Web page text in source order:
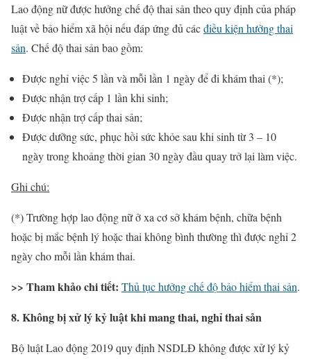
Lao động nữ được hưởng chế độ thai sản theo quy định của pháp
luật về bảo hiểm xã hội nếu đáp ứng đủ cácđiều kiện hưởng thai
sản. Chế độ thai sản bao gồm:
Được nghỉ việc 5 lần và mỗi lần 1 ngày để đi khám thai (*);
Được nhận trợ cấp 1 lần khi sinh;
Được nhận trợ cấp thai sản;
Được dưỡng sức, phục hồi sức khỏe sau khi sinh từ 3 – 10
ngày trong khoảng thời gian 30 ngày đầu quay trở lại làm việc.
Ghi chú:
(*) Trường hợp lao động nữ ở xa cơ sở khám bệnh, chữa bệnh
hoặc bị mắc bệnh lý hoặc thai không bình thường thì được nghỉ 2
ngày cho mỗi lần khám thai.
>> Tham khảo chi tiết: Thủ tục hưởng chế độ bảo hiểm thai sản.
8. Không bị xử lý kỷ luật khi mang thai, nghỉ thai sản
Bộ luật Lao động 2019 quy định NSDLĐ không được xử lý kỷ